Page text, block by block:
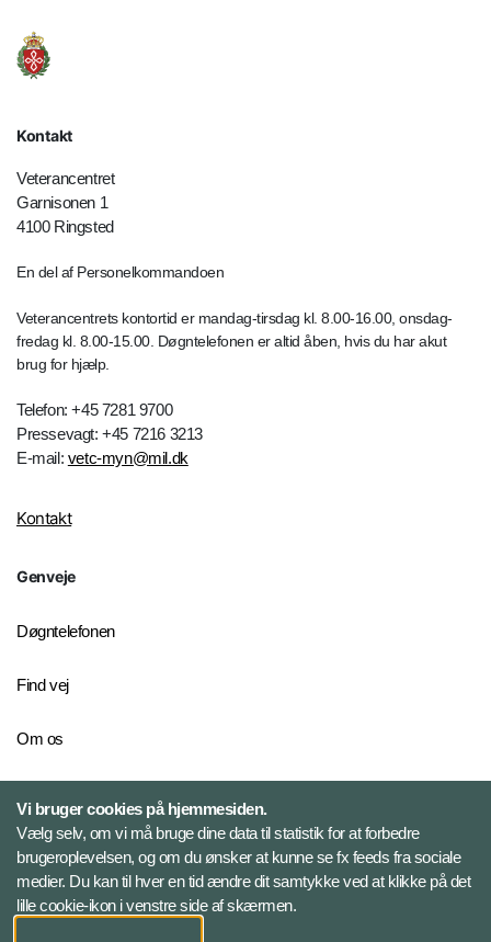
Kontakt
Veterancentret
Garnisonen 1
4100 Ringsted
En del af Personelkommandoen
Veterancentrets kontortid er mandag-tirsdag kl. 8.00-16.00, onsdag-
fredag kl. 8.00-15.00. Døgntelefonen er altid åben, hvis du har akut
brug for hjælp.
Telefon: +45 7281 9700
Pressevagt: +45 7216 3213
E-mail: vetc-myn@mil.dk
Kontakt
Genveje
Døgntelefonen
Find vej
Om os
Følg Veterancentret
Facebook
Vi bruger cookies på hjemmesiden.
Vælg selv, om vi må bruge dine data til statistik for at forbedre
brugeroplevelsen, og om du ønsker at kunne se fx feeds fra sociale
medier. Du kan til hver en tid ændre dit samtykke ved at klikke på det
lille cookie-ikon i venstre side af skærmen.